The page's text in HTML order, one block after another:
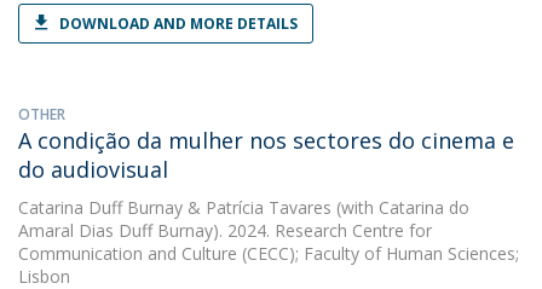
DOWNLOAD AND MORE DETAILS
OTHER
A condição da mulher nos sectores do cinema e
do audiovisual
Catarina Duff Burnay & Patrícia Tavares (with Catarina do
Amaral Dias Duff Burnay). 2024. Research Centre for
Communication and Culture (CECC); Faculty of Human Sciences;
Lisbon